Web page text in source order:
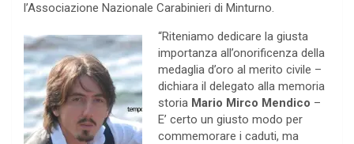
l’Associazione Nazionale Carabinieri di Minturno.
“Riteniamo dedicare la giusta
importanza all’onorificenza della
medaglia d’oro al merito civile –
dichiara il delegato alla memoria
storia Mario Mirco Mendico –
E’ certo un giusto modo per
commemorare i caduti, ma